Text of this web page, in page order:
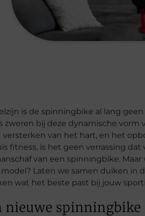
is de spinningbike al lang
zweren bij deze dynamische vorm
van het hart, en het
fitness, is het geen verrassing dat
van een spinningbike.
Laten we samen duiken in
wat het beste past bij jouw
nieuwe spinningbike